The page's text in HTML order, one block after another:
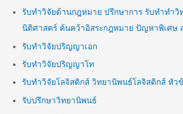
รับทำวิจัยด้านกฎหมาย ปรึกษาการ รับทำทำ
นิติศาสตร์ ค้นคว้าอิสระกฎหมาย ปัญหาพิเศษ
รับทำวิจัยปริญญาเอก
รับทำวิจัยปริญญาโท
รับทำวิจัยโลจิสติกส์ วิทยานิพนธ์โลจิสติกส์ หัว
รับปรึกษาวิทยานิพนธ์